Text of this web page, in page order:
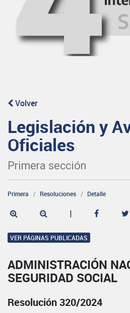
Volver
Legislación y
Oficiales
Primera sección
Primera Resoluciones Detalle
|
VER PÁGINAS PUBLICADAS
ADMINISTRACIÓN
SEGURIDAD SOCIAL
Resolución 320/2024